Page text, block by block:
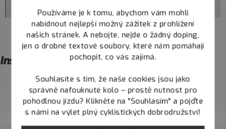
Používáme je k tomu, abychom vám mohli
nabídnout nejlepší možný zážitek z prohlížení
našich stránek. A nebojte, nejde o žádný doping,
jen o drobné textové soubory, které nám pomáhají
pochopit, co vás zajímá.
Souhlasíte s tím, že naše cookies jsou jako
správně nafouknuté kolo – prostě nutnost pro
pohodlnou jízdu? Klikněte na "Souhlasím" a pojďte
s námi na výlet plný cyklistických dobrodružství!
Instagram